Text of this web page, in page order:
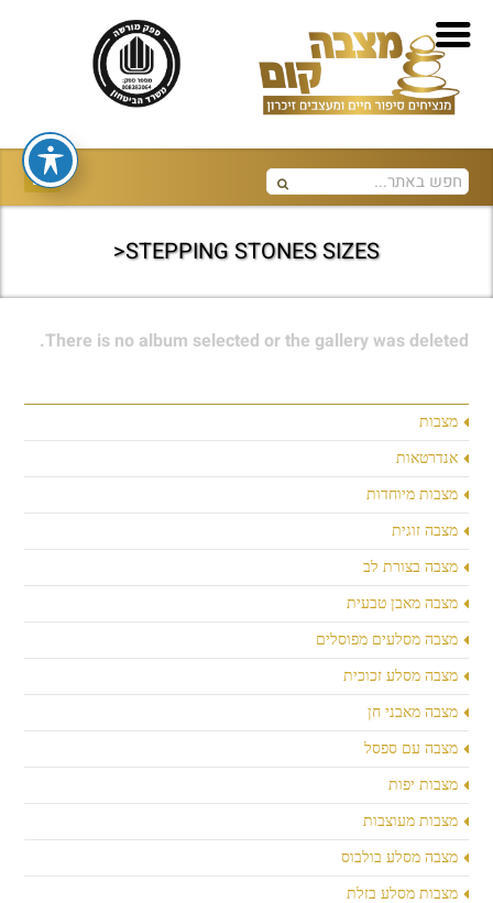
STEPPING STONES SIZES<
מצבות
אנדרטאות
מצבות מיוחדות
מצבה זוגית
מצבה בצורת לב
מצבה מאבן טבעית
מצבה מסלעים מפוסלים
מצבה מסלע זכוכית
מצבה מאבני חן
מצבה עם ספסל
מצבות יפות
מצבות מעוצבות
מצבה מסלע בולבוס
מצבות מסלע בזלת
There is no album selected or the gallery was deleted.